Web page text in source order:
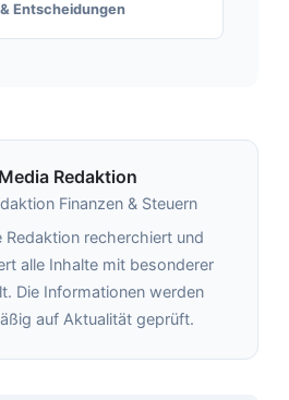
Entscheidungen
Redaktion
Finanzen & Steuern
Redaktion recherchiert und
alle Inhalte mit besonderer
Die Informationen werden
auf Aktualität geprüft.